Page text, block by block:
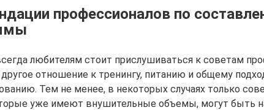
профессионалов по
любителям стоит прислушиваться к советам
отношение к тренингу, питанию и общему
Тем не менее, в некоторых случаях только
уже имеют внушительные объемы, могут быть